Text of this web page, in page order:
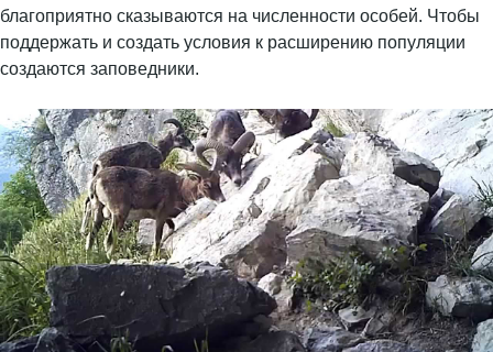
благоприятно сказываются на численности особей. Чтобы
поддержать и создать условия к расширению популяции
создаются заповедники.